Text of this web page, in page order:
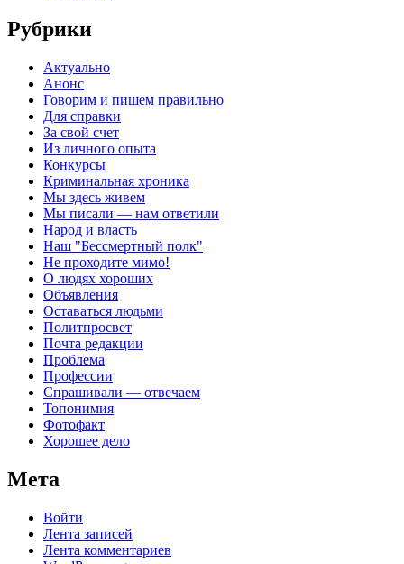
Рубрики
Актуально
Анонс
Говорим и пишем правильно
Для справки
За свой счет
Из личного опыта
Конкурсы
Криминальная хроника
Мы здесь живем
Мы писали — нам ответили
Народ и власть
Наш "Бессмертный полк"
Не проходите мимо!
О людях хороших
Объявления
Оставаться людьми
Политпросвет
Почта редакции
Проблема
Профессии
Спрашивали — отвечаем
Топонимия
Фотофакт
Хорошее дело
Мета
Войти
Лента записей
Лента комментариев